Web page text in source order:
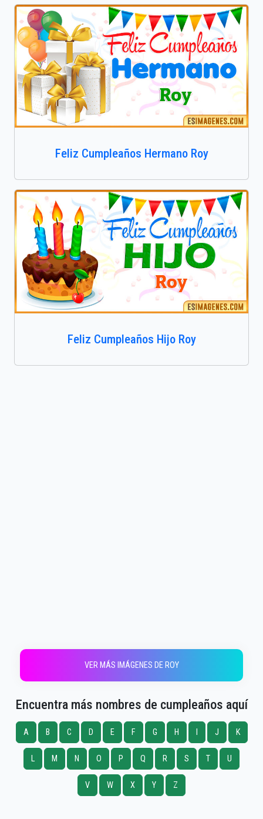
Feliz Cumpleaños Hermano Roy
Feliz Cumpleaños Hijo Roy
VER MÁS IMÁGENES DE ROY
Encuentra más nombres de cumpleaños aquí
A B C D E F G H J K
L M N O P Q R S T U
V W X Y Z